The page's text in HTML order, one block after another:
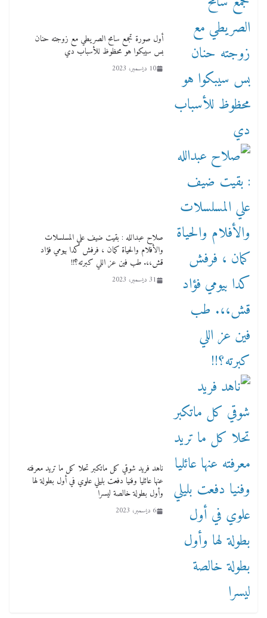
أول صورة تجمع سامح الصريطي مع زوجته حنان
بس سيبكوا هو محظوظ للأسباب دي
10 ديسمبر، 2023
صلاح عبدالله : بقيت ضيف علي المسلسلات
والأفلام والحياة كمان ، فرفش كدا بيومي فؤاد
قش،،. طب فين عز اللي كبرته؟!!
31 ديسمبر، 2023
ناهد فريد شوقي كل ماتكبر تحلا كل ما تريد معرفته
عنها عائليا وفنيا دفعت بليلي علوي في أول بطولة لها
وأول بطولة خالصة ليسرا
6 ديسمبر، 2023